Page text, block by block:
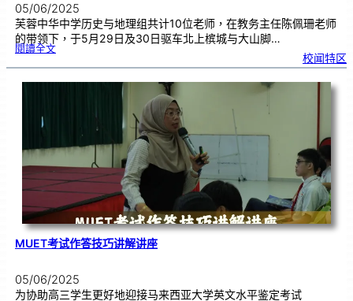
05/06/2025
芙蓉中华中学历史与地理组共计10位老师，在教务主任陈佩珊老师
的带领下，于5月29日及30日驱车北上槟城与大山脚…
閱讀全文:交
考
｜
芙
取
经
校闻特区
MUET考试作答技巧讲解讲座
05/06/2025
为协助高三学生更好地迎接马来西亚大学英文水平鉴定考试